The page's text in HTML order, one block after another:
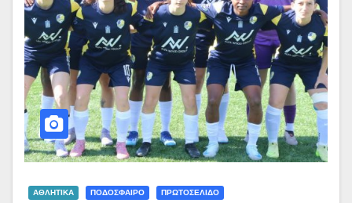
ΑΘΛΗΤΙΚΑ ΠΟΔΟΣΦΑΙΡΟ ΠΡΩΤΟΣΕΛΙΔΟ